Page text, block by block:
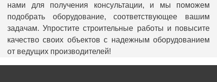
нами для получения консультации, и мы поможем
подобрать оборудование, соответствующее вашим
задачам. Упростите строительные работы и повысите
качество своих объектов с надежным оборудованием
от ведущих производителей!